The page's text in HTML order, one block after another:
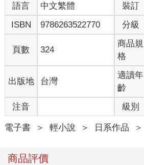
語言 中文繁體
裝訂
ISBN
9786263522770 分級
頁數 324
商品規
格
出版地 台灣
適讀年
齡
注音 級別
電子書 ＞ 輕小說 ＞ 日系作品 ＞
商品評價